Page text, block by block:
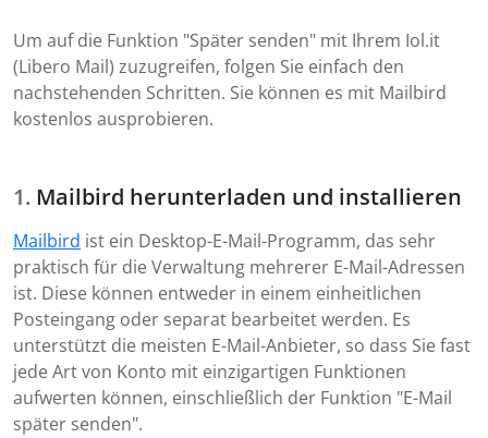
Um auf die Funktion "Später senden" mit Ihrem Iol.it
(Libero Mail) zuzugreifen, folgen Sie einfach den
nachstehenden Schritten. Sie können es mit Mailbird
kostenlos ausprobieren.
Mailbird herunterladen und installieren
Mailbird ist ein Desktop-E-Mail-Programm, das sehr
praktisch für die Verwaltung mehrerer E-Mail-Adressen
ist. Diese können entweder in einem einheitlichen
Posteingang oder separat bearbeitet werden. Es
unterstützt die meisten E-Mail-Anbieter, so dass Sie fast
jede Art von Konto mit einzigartigen Funktionen
aufwerten können, einschließlich der Funktion "E-Mail
später senden".